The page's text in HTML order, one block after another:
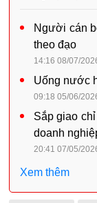
Người cán
theo đạo
14:16 08/07/
Uống nước
09:18 05/06/
Sắp giao
doanh
20:41 07/05/
Xem thêm